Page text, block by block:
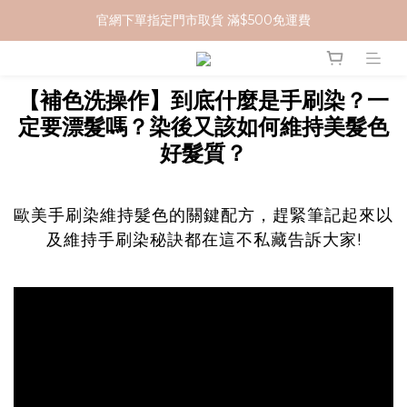
加入 MCG 會員｜即贈 $100 購物金
官網下單指定門市取貨 滿$500免運費
加入 MCG 會員｜即贈 $100 購物金
【補色洗操作】到底什麼是手刷染？一
定要漂髮嗎？染後又該如何維持美髮色
好髮質？
歐美手刷染維持髮色的關鍵配方，趕緊筆記起來以
及維持手刷染秘訣都在這不私藏告訴大家!